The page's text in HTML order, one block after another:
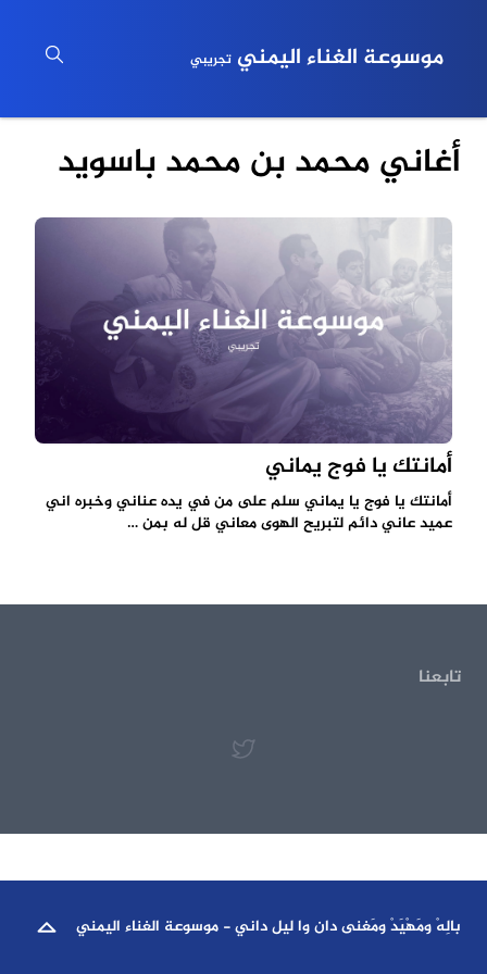
موسوعة الغناء اليمني تجريبي
أغاني محمد بن محمد باسويد
أمانتك يا فوج يماني
أمانتك يا فوج يا يماني سلم على من في يده عناني وخبره اني
عميد عاني دائم لتبريح الهوى معاني قل له بمن …
تابعنا
بالِهْ ومَهْيَدْ ومَغنى دان وا ليل داني - موسوعة الغناء اليمني